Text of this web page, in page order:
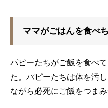
ママがごはんを食べ
パピーたちがご飯を食べ
た。パピーたちは体を汚
ながら必死にご飯をつまみ